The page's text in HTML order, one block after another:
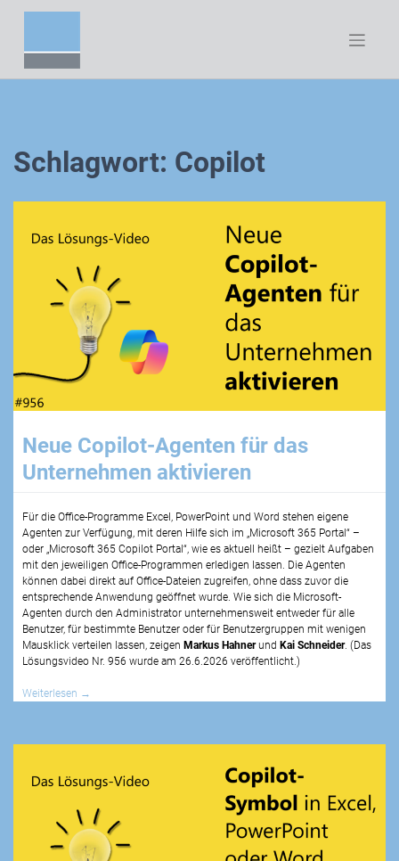
Schlagwort: Copilot
Neue Copilot-Agenten für das
Unternehmen aktivieren
Für die Office-Programme Excel, PowerPoint und Word stehen eigene
Agenten zur Verfügung, mit deren Hilfe sich im „Microsoft 365 Portal“ –
oder „Microsoft 365 Copilot Portal“, wie es aktuell heißt – gezielt Aufgaben
mit den jeweiligen Office-Programmen erledigen lassen. Die Agenten
können dabei direkt auf Office-Dateien zugreifen, ohne dass zuvor die
entsprechende Anwendung geöffnet wurde. Wie sich die Microsoft-
Agenten durch den Administrator unternehmensweit entweder für alle
Benutzer, für bestimmte Benutzer oder für Benutzergruppen mit wenigen
Mausklick verteilen lassen, zeigen Markus Hahnerund Kai Schneider. (Das
Lösungsvideo Nr. 956 wurde am 26.6.2026 veröffentlicht.)
Weiterlesen →